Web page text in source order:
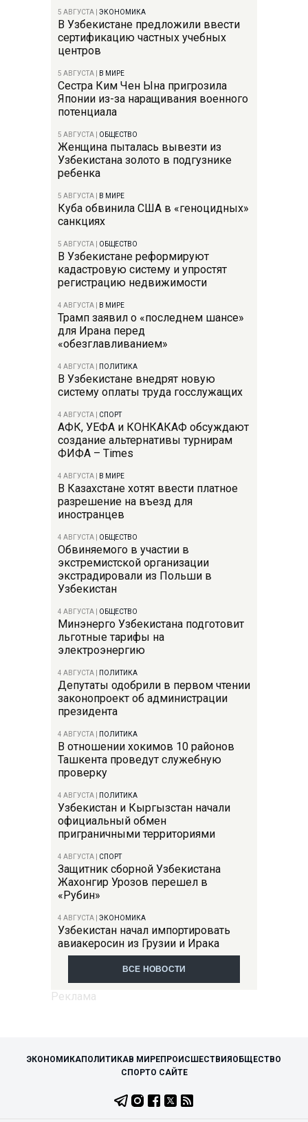
5 АВГУСТА ЭКОНОМИКА
В Узбекистане предложили ввести
сертификацию частных учебных
центров
5 АВГУСТА В МИРЕ
Сестра Ким Чен Ына пригрозила
Японии из-за наращивания военного
потенциала
5 АВГУСТА ОБЩЕСТВО
Женщина пыталась вывезти из
Узбекистана золото в подгузнике
ребенка
5 АВГУСТА В МИРЕ
Куба обвинила США в «геноцидных»
санкциях
5 АВГУСТА ОБЩЕСТВО
В Узбекистане реформируют
кадастровую систему и упростят
регистрацию недвижимости
4 АВГУСТА В МИРЕ
Трамп заявил о «последнем шансе»
для Ирана перед
«обезглавливанием»
4 АВГУСТА ПОЛИТИКА
В Узбекистане внедрят новую
систему оплаты труда госслужащих
4 АВГУСТА СПОРТ
АФК, УЕФА и КОНКАКАФ обсуждают
создание альтернативы турнирам
ФИФА – Times
4 АВГУСТА В МИРЕ
В Казахстане хотят ввести платное
разрешение на въезд для
иностранцев
4 АВГУСТА ОБЩЕСТВО
Обвиняемого в участии в
экстремистской организации
экстрадировали из Польши в
Узбекистан
4 АВГУСТА ОБЩЕСТВО
Минэнерго Узбекистана подготовит
льготные тарифы на
электроэнергию
4 АВГУСТА ПОЛИТИКА
Депутаты одобрили в первом чтении
законопроект об администрации
президента
4 АВГУСТА ПОЛИТИКА
В отношении хокимов 10 районов
Ташкента проведут служебную
проверку
4 АВГУСТА ПОЛИТИКА
Узбекистан и Кыргызстан начали
официальный обмен
приграничными территориями
4 АВГУСТА СПОРТ
Защитник сборной Узбекистана
Жахонгир Урозов перешел в
«Рубин»
4 АВГУСТА ЭКОНОМИКА
Узбекистан начал импортировать
авиакеросин из Грузии и Ирака
ВСЕ НОВОСТИ
ЭКОНОМИКАПОЛИТИКАВ МИРЕПРОИСШЕСТВИЯОБЩЕСТВО
СПОРТО САЙТЕ